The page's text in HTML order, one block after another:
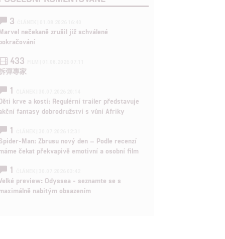
3
nečekaně zrušil již schválené
433
彈專家
1
krve a kostí: Regulérní trailer představuje
fantasy dobrodružství s vůní Afriky
1
Man: Zbrusu nový den – Podle recenzí
čekat překvapivě emotivní a osobní film
1
preview: Odyssea - seznamte se s
nabitým obsazením